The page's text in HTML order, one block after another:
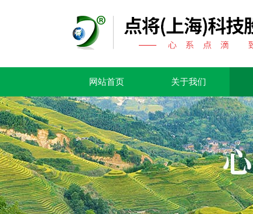
网站首页 关于我们